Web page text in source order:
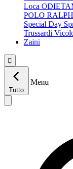
Loca
POLO
Special Day
Trussardi
Zaini

Tutto
Menu